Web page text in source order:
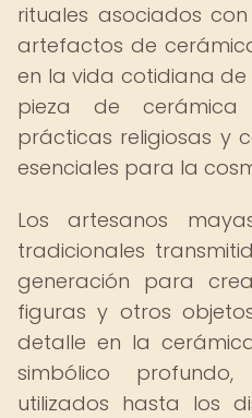
rituales asociados
artefactos de
en la vida cotidiana de
pieza de cerámica
prácticas religiosas y
esenciales para la
Los artesanos
tradicionales
generación para
figuras y otros
detalle en la
simbólico
utilizados hasta los